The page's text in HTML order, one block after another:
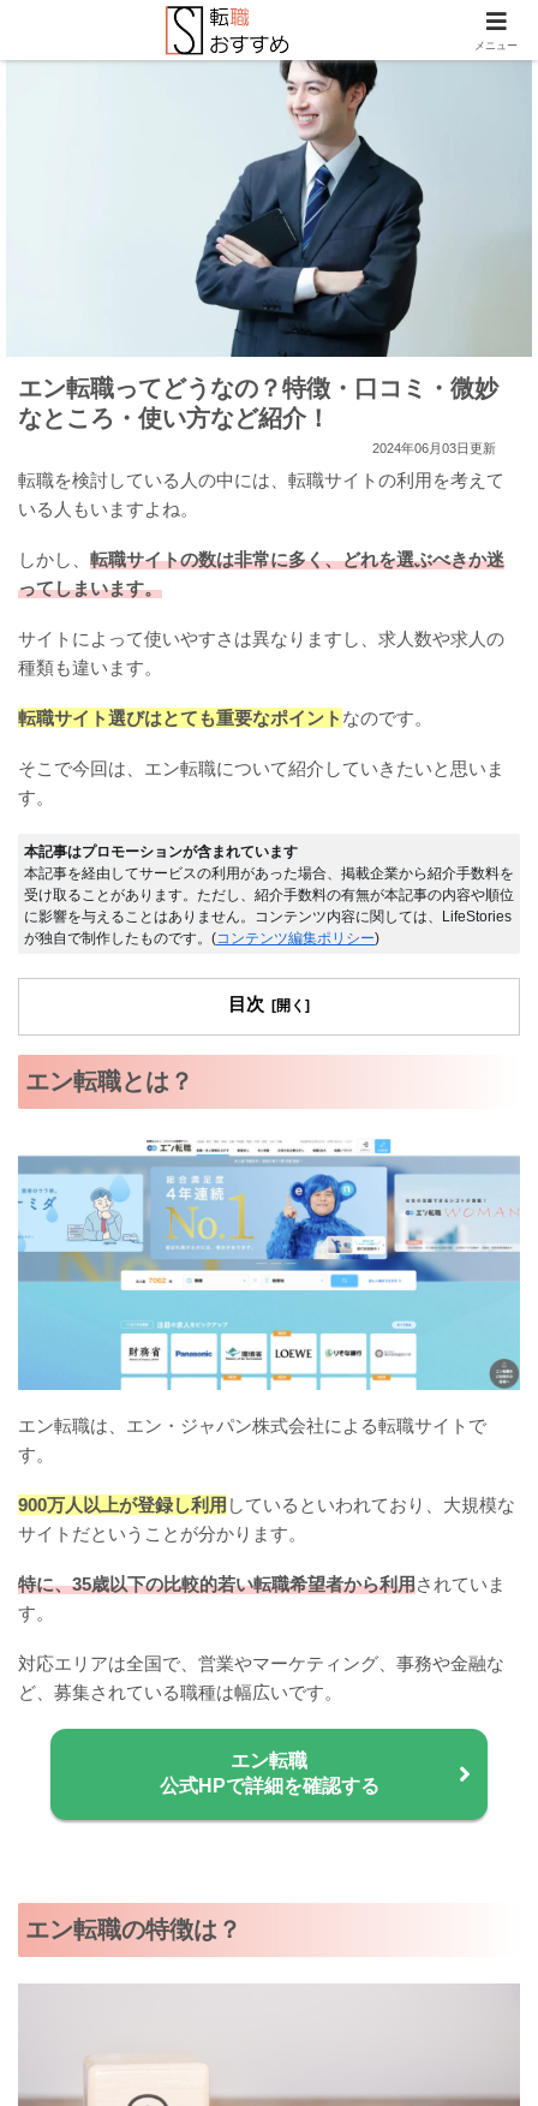
エン転職ってどうなの？特徴・口コミ・微妙
なところ・使い方など紹介！
2024年06月03日更新
転職を検討している人の中には、転職サイトの利用を考えて
いる人もいますよね。
しかし、 転職サイトの数は非常に多く、どれを選ぶべきか迷
ってしまいます。
サイトによって使いやすさは異なりますし、求人数や求人の
種類も違います。
転職サイト選びはとても重要なポイント なのです。
そこで今回は、エン転職について紹介していきたいと思いま
す。
本記事はプロモーションが含まれています
本記事を経由してサービスの利用があった場合、掲載企業から紹介手数料を
受け取ることがあります。ただし、紹介手数料の有無が本記事の内容や順位
に影響を与えることはありません。コンテンツ内容に関しては、LifeStories
が独自で制作したものです。(コンテンツ編集ポリシー)
目次
エン転職とは？
エン転職は、エン・ジャパン株式会社による転職サイトで
す。
900万人以上が登録し利用 しているといわれており、大規模な
サイトだということが分かります。
特に、35歳以下の比較的若い転職希望者から利用されていま
す。
対応エリアは全国で、営業やマーケティング、事務や金融な
ど、募集されている職種は幅広いです。
エン転職
公式HPで詳細を確認する
エン転職の特徴は？
メニュー